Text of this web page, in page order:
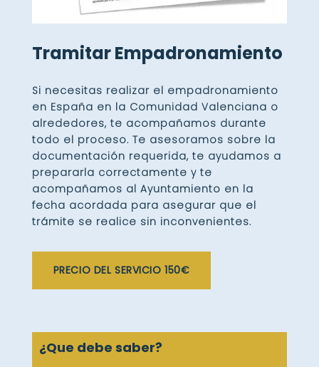
Tramitar Empadronamiento
Si necesitas realizar el empadronamiento
en España en la Comunidad Valenciana o
alrededores, te acompañamos durante
todo el proceso. Te asesoramos sobre la
documentación requerida, te ayudamos a
prepararla correctamente y te
acompañamos al Ayuntamiento en la
fecha acordada para asegurar que el
trámite se realice sin inconvenientes.
PRECIO DEL SERVICIO 150€
¿Que debe saber?